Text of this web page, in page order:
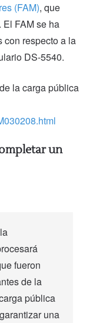
(FAM), que
FAM se ha
con respecto a la
DS-5540.
la carga pública
un
fueron
de la
pública
una